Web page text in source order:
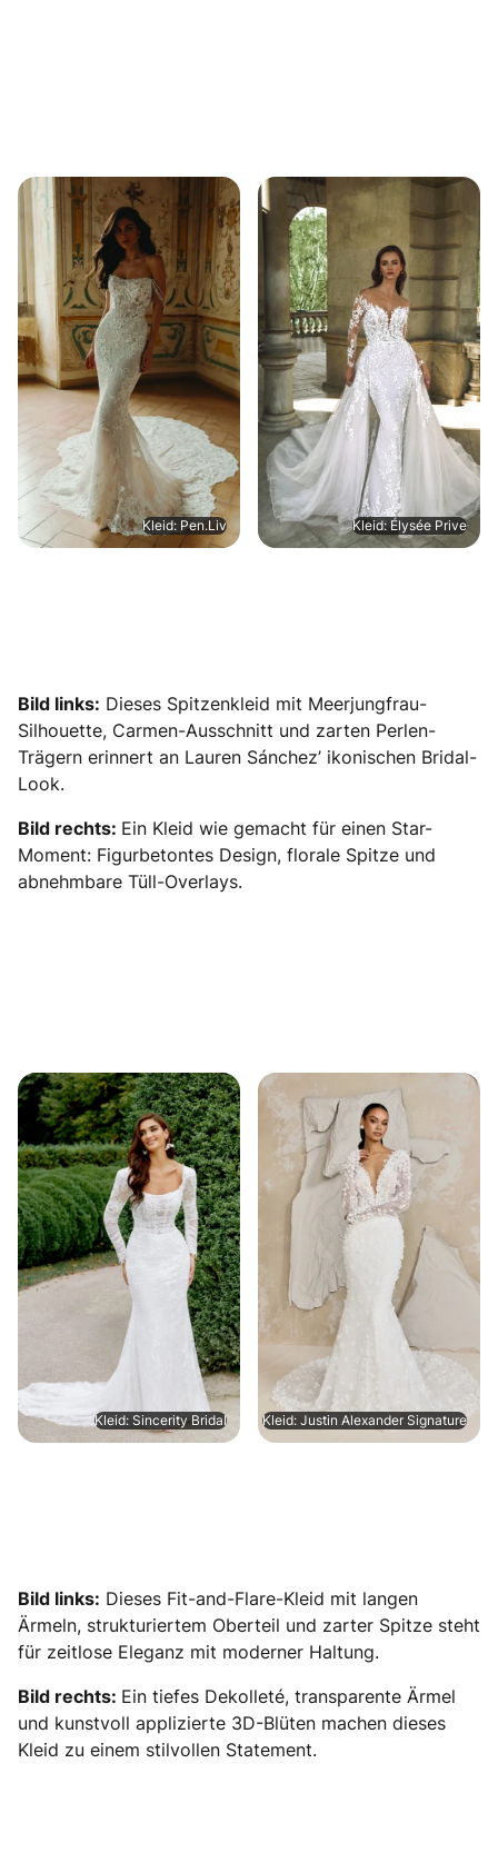
Kleid: Pen.Liv Kleid: Élysée Prive
Bild links: Dieses Spitzenkleid mit Meerjungfrau-
Silhouette, Carmen-Ausschnitt und zarten Perlen-
Trägern erinnert an Lauren Sánchez’ ikonischen Bridal-
Look.
Bild rechts: Ein Kleid wie gemacht für einen Star-
Moment: Figurbetontes Design, florale Spitze und
abnehmbare Tüll-Overlays.
Kleid: Sincerity Bridal Kleid: Justin Alexander Signature
Bild links: Dieses Fit-and-Flare-Kleid mit langen
Ärmeln, strukturiertem Oberteil und zarter Spitze steht
für zeitlose Eleganz mit moderner Haltung.
Bild rechts: Ein tiefes Dekolleté, transparente Ärmel
und kunstvoll applizierte 3D-Blüten machen dieses
Kleid zu einem stilvollen Statement.